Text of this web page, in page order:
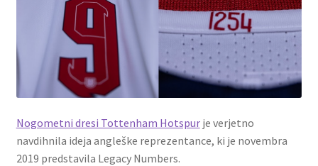
Nogometni dresi Tottenham Hotspurje verjetno
navdihnila ideja angleške reprezentance, ki je novembra
2019 predstavila Legacy Numbers.